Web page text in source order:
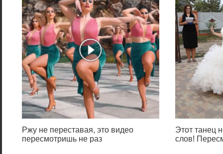
Ржу не переставая, это видео
пересмотришь не раз
Этот танец
слов!